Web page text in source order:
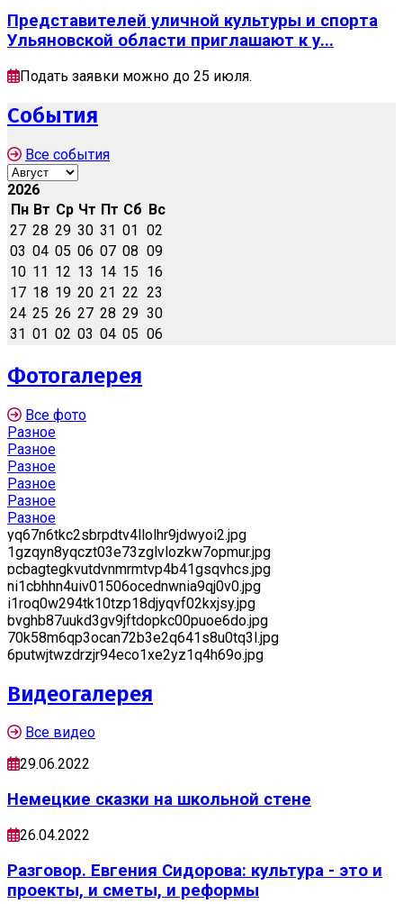
Представителей уличной культуры и спорта
Ульяновской области приглашают к у...
Подать заявки можно до 25 июля.
События
Все события
2026
Пн Вт Ср Чт Пт Сб Вс
27 28 29 30 31 01 02
03 04 05 06 07 08 09
10 11 12 13 14 15 16
17 18 19 20 21 22 23
24 25 26 27 28 29 30
31 01 02 03 04 05 06
Фотогалерея
Все фото
Разное
Разное
Разное
Разное
Разное
Разное
yq67n6tkc2sbrpdtv4llolhr9jdwyoi2.jpg
1gzqyn8yqczt03e73zglvlozkw7opmur.jpg
pcbagtegkvutdvnmrmtvp4b41gsqvhcs.jpg
ni1cbhhn4uiv01506ocednwnia9qj0v0.jpg
i1roq0w294tk10tzp18djyqvf02kxjsy.jpg
bvghb87uukd3gv9jftdopkc00puoe6do.jpg
70k58m6qp3ocan72b3e2q641s8u0tq3l.jpg
6putwjtwzdrzjr94eco1xe2yz1q4h69o.jpg
Видеогалерея
Все видео
29.06.2022
Немецкие сказки на школьной стене
26.04.2022
Разговор. Евгения Сидорова: культура - это и
проекты, и сметы, и реформы